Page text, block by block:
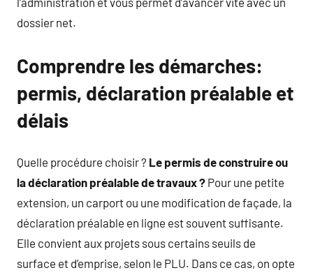
dossier net.
Comprendre les démarches:
permis, déclaration préalable et
délais
Quelle procédure choisir ? Le permis de construire ou
la déclaration préalable de travaux ? Pour une petite
extension, un carport ou une modification de façade, la
déclaration préalable en ligne est souvent suffisante.
Elle convient aux projets sous certains seuils de
surface et d’emprise, selon le PLU. Dans ce cas, on opte